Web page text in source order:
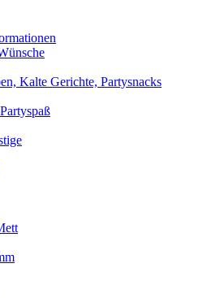
Kalte Gerichte, Partysnacks